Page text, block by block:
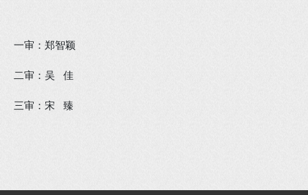
一审：郑智颖
二审：吴 佳
三审：宋 臻